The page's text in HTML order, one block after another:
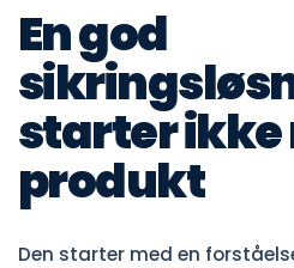
En god
starter ikke
produkt
Den starter med en